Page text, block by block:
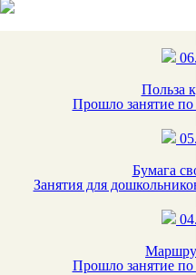
Польза
Прошло занятие по
Бумага
Занятия для
Прошло занятие по